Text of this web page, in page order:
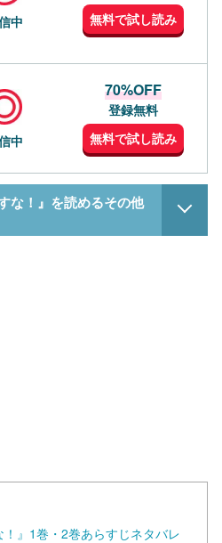
中
無料で試し読み
中
70%OFF
登録無料
無料で試し読み
な！』を読めるその他
！』1巻・2巻あらすじネタバレ